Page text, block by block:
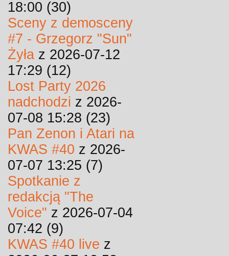
18:00 (30)
Sceny z demosceny
#7 - Grzegorz "Sun"
Żyła z 2026-07-12
17:29 (12)
Lost Party 2026
nadchodzi z 2026-
07-08 15:28 (23)
Pan Zenon i Atari na
KWAS #40 z 2026-
07-07 13:25 (7)
Spotkanie z
redakcją "The
Voice" z 2026-07-04
07:42 (9)
KWAS #40 live z